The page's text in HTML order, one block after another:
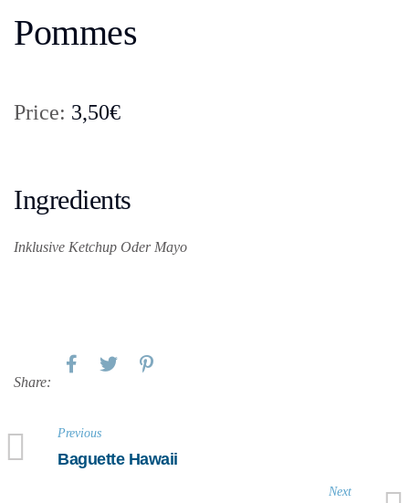
Pommes
Price: 3,50€
Ingredients
Inklusive Ketchup Oder Mayo
Share:
Previous
Baguette Hawaii
Next